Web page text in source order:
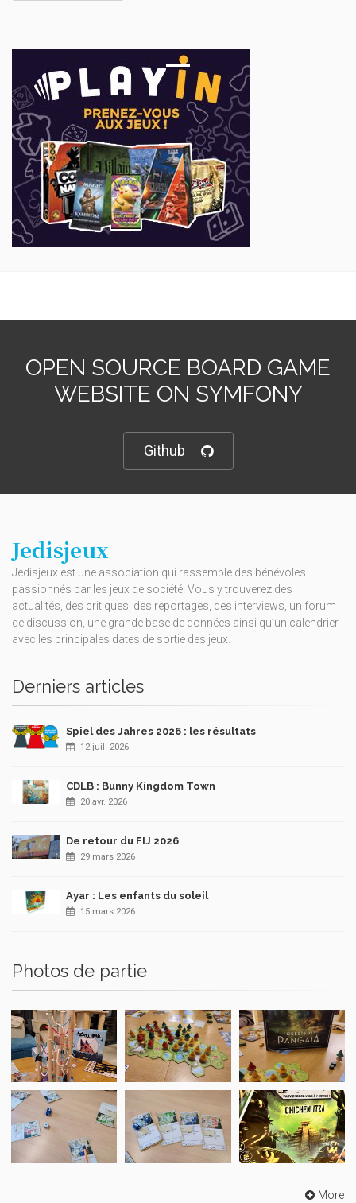
OPEN SOURCE BOARD GAME
WEBSITE ON SYMFONY
Github
Jedisjeux
Jedisjeux est une association qui rassemble des bénévoles
passionnés par les jeux de société. Vous y trouverez des
actualités, des critiques, des reportages, des interviews, un forum
de discussion, une grande base de données ainsi qu’un calendrier
avec les principales dates de sortie des jeux.
Derniers articles
Spiel des Jahres 2026 : les résultats
12 juil. 2026
CDLB : Bunny Kingdom Town
20 avr. 2026
De retour du FIJ 2026
29 mars 2026
Ayar : Les enfants du soleil
15 mars 2026
Photos de partie
More